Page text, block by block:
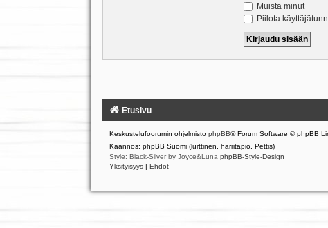
Muista minut
Piilota
Etusivu
Keskustelufoorumin ohjelmisto phpBB® Forum Software © phpBB
Käännös: phpBB Suomi (lurttinen, harritapio, Pettis)
Style: Black-Silver by Joyce&Luna phpBB-Style-Design
Yksityisyys | Ehdot